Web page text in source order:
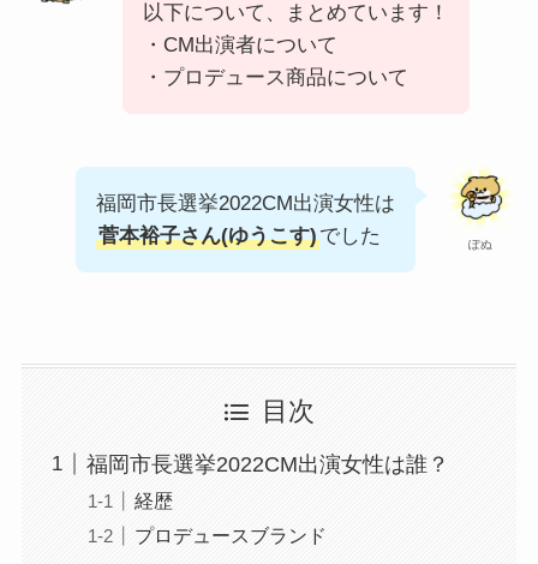
以下について、まとめています！
・CM出演者について
・プロデュース商品について
ぽぬ
福岡市長選挙2022CM出演女性は
菅本裕子さん(ゆうこす)でした
目次
福岡市長選挙2022CM出演女性は誰？
経歴
プロデュースブランド